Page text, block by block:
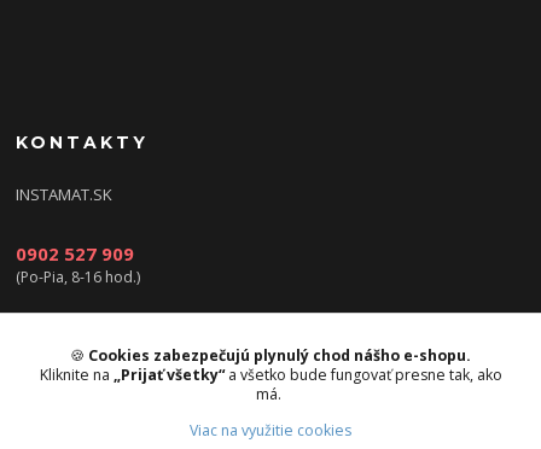
KONTAKTY
INSTAMAT.SK
0902 527 909
(Po-Pia, 8-16 hod.)
info@instamat.sk
🍪 Cookies zabezpečujú plynulý chod nášho e-shopu.
Kliknite na „Prijať všetky“a všetko bude fungovať presne tak, ako
má.
Viac na využitie cookies